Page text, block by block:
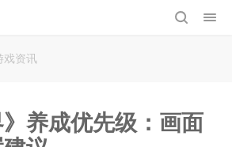
戏资讯
》养成优先级：画面